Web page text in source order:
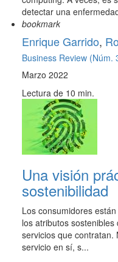
detectar una
bookmark
Enrique Garrido,
Business Review (Núm.
Marzo 2022
Lectura de 10 min.
Una visión
sostenibilidad
Los consumidores
los atributos
servicios que contratan.
servicio en sí, s...